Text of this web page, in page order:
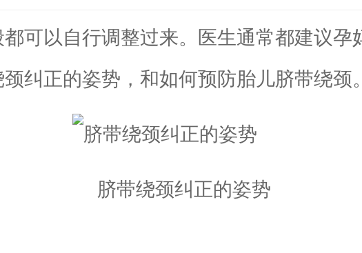
以自行调整过来。医生通常都建议孕
纠正的姿势，和如何预防胎儿脐带绕颈。
脐带绕颈纠正的姿势